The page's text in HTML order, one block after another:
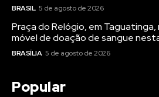
BRASIL 5 de agosto de 2026
Praça do Relógio, em
móvel de doação de sangue
BRASÍLIA 5 de agosto de 2026
Popular